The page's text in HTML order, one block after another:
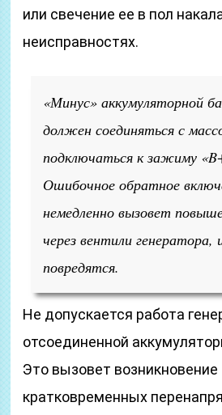
или свечение ее в пол
неисправностях.
«Минус» аккумуляторной
должен соединяться с
подключаться к зажиму
Ошибочное обратное
немедленно вызовет
через вентили генератора,
повредятся.
Не допускается работа
отсоединенной
Это вызовет возникновение
кратковременных